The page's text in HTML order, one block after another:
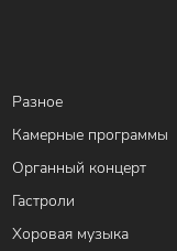
Разное
Камерные программы
Органный концерт
Гастроли
Хоровая музыка